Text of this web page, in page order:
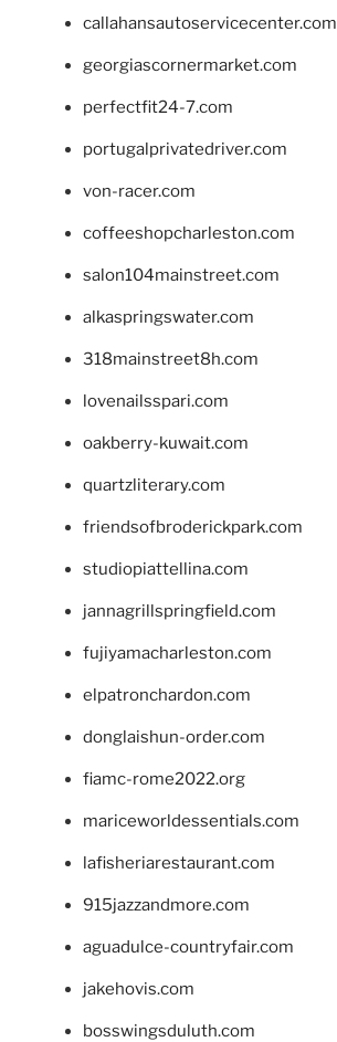
callahansautoservicecenter.com
georgiascornermarket.com
perfectfit24-7.com
portugalprivatedriver.com
von-racer.com
coffeeshopcharleston.com
salon104mainstreet.com
alkaspringswater.com
318mainstreet8h.com
lovenailsspari.com
oakberry-kuwait.com
quartzliterary.com
friendsofbroderickpark.com
studiopiattellina.com
jannagrillspringfield.com
fujiyamacharleston.com
elpatronchardon.com
donglaishun-order.com
fiamc-rome2022.org
mariceworldessentials.com
lafisheriarestaurant.com
915jazzandmore.com
aguadulce-countryfair.com
jakehovis.com
bosswingsduluth.com